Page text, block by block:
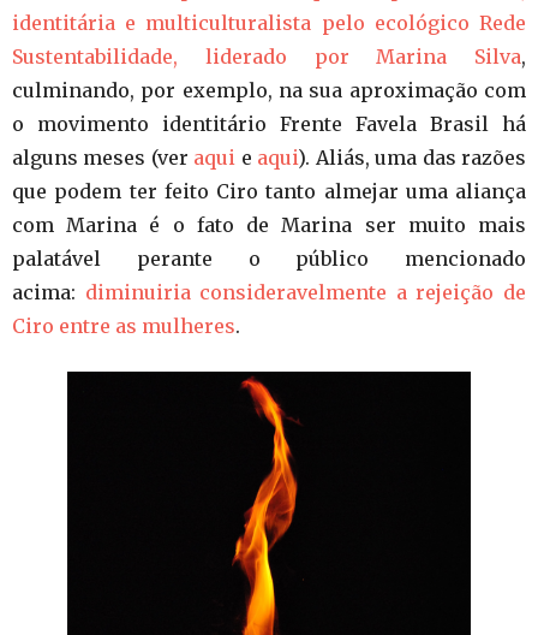
identitária e multiculturalista pelo ecológico Rede
Sustentabilidade, liderado por Marina Silva,
culminando, por exemplo, na sua aproximação com
o movimento identitário Frente Favela Brasil há
alguns meses (ver aqui e aqui). Aliás, uma das razões
que podem ter feito Ciro tanto almejar uma aliança
com Marina é o fato de Marina ser muito mais
palatável perante o público mencionado
acima: diminuiria consideravelmente a rejeição de
Ciro entre as mulheres.